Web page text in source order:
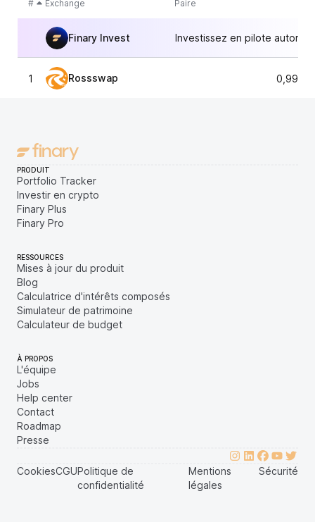
# Exchange Paire
Finary Invest Investissez en pilote
1 Rossswap
PRODUIT
Portfolio Tracker
Investir en crypto
Finary Plus
Finary Pro
RESSOURCES
Mises à jour du produit
Blog
Calculatrice d'intérêts composés
Simulateur de patrimoine
Calculateur de budget
À PROPOS
L'équipe
Jobs
Help center
Contact
Roadmap
Presse
CookiesCGUPolitique de
confidentialité
Mentions
légales
Sécurité